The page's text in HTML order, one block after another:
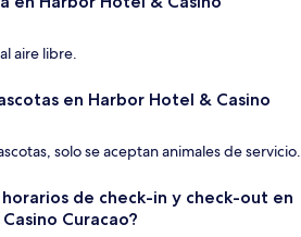
aire libre.
en Harbor Hotel & Casino
solo se aceptan animales de servicio.
horarios de check-in y check-out en
Curacao?